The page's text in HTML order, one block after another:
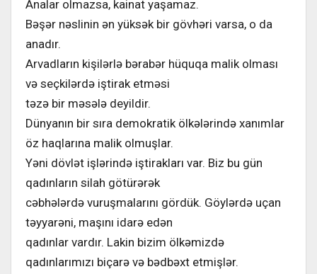
Analar olmazsa, kainat yaşamaz.
Bəşər nəslinin ən yüksək bir gövhəri varsa, o da
anadır.
Arvadların kişilərlə bərabər hüquqa malik olması
və seçkilərdə iştirak etməsi
təzə bir məsələ deyildir.
Dünyanın bir sıra demokratik ölkələrində xanımlar
öz haqlarına malik olmuşlar.
Yəni dövlət işlərində iştirakları var. Biz bu gün
qadınların silah götürərək
cəbhələrdə vuruşmalarını gördük. Göylərdə uçan
təyyarəni, maşını idarə edən
qadınlar vardır. Lakin bizim ölkəmizdə
qadınlarımızı biçarə və bədbəxt etmişlər.